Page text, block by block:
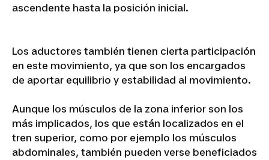
ascendente hasta la posición inicial.
Los aductores también tienen cierta participación
en este movimiento, ya que son los encargados
de aportar equilibrio y estabilidad al movimiento.
Aunque los músculos de la zona inferior son los
más implicados, los que están localizados en el
tren superior, como por ejemplo los músculos
abdominales, también pueden verse beneficiados